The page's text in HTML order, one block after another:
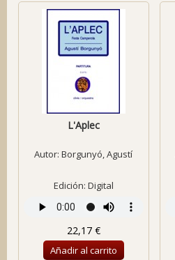
L'Aplec
Autor:Borgunyó, Agustí
Edición: Digital
22,17 €
Añadir al carrito